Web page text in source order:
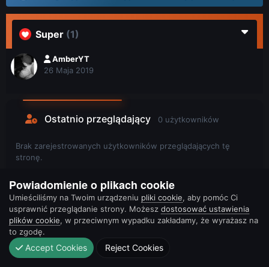
Super (1)
AmberYT
26 Maja 2019
Ostatnio przeglądający 0 użytkowników
Brak zarejestrowanych użytkowników przeglądających tę
stronę.
Powiadomienie o plikach cookie
Umieściliśmy na Twoim urządzeniu pliki cookie, aby pomóc Ci
usprawnić przeglądanie strony. Możesz dostosować ustawienia
plików cookie, w przeciwnym wypadku zakładamy, że wyrażasz na
to zgodę.
Accept Cookies Reject Cookies